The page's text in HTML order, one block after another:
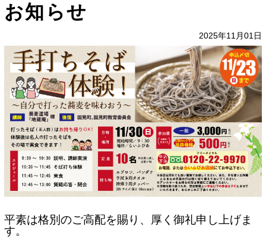
お知らせ
2025年11月01日
平素は格別のご高配を賜り、厚く御礼申し上げま
す。